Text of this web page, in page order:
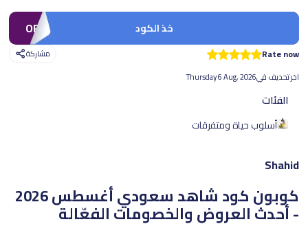
OFF30 خذ الكود
Rate now
مشاركة
اخر تحديف فيThursday 6 Aug, 2026
الفئات
أسلوب حياة ومتفرقات
Shahid
كوبون كود شاهد سعودي أغسطس 2026
- أحدث العروض والخصومات الفعّالة